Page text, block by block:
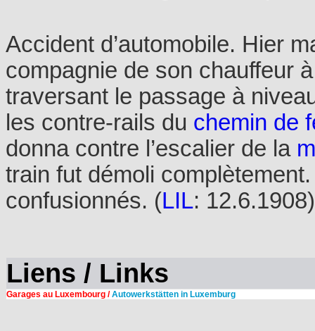
Accident d’automobile. Hier
compagnie de son chauffeur
traversant le passage à
les contre-rails du chemin de
donna contre l’escalier de la
train fut démoli
confusionnés. (LIL: 12.6.1908)
Liens / Links
Garages au Luxembourg /Autowerkstätten in Luxemburg